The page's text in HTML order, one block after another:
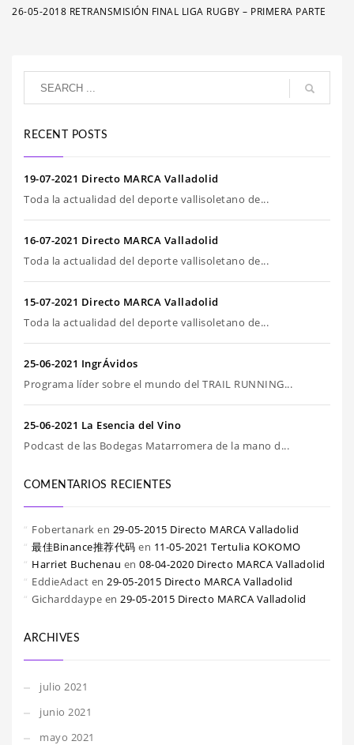
26-05-2018 RETRANSMISIÓN FINAL LIGA RUGBY – PRIMERA PARTE
RECENT POSTS
19-07-2021 Directo MARCA Valladolid
Toda la actualidad del deporte vallisoletano de...
16-07-2021 Directo MARCA Valladolid
Toda la actualidad del deporte vallisoletano de...
15-07-2021 Directo MARCA Valladolid
Toda la actualidad del deporte vallisoletano de...
25-06-2021 IngrÁvidos
Programa líder sobre el mundo del TRAIL RUNNING...
25-06-2021 La Esencia del Vino
Podcast de las Bodegas Matarromera de la mano d...
COMENTARIOS RECIENTES
Fobertanark en 29-05-2015 Directo MARCA Valladolid
最佳Binance推荐代码 en 11-05-2021 Tertulia KOKOMO
Harriet Buchenau en 08-04-2020 Directo MARCA Valladolid
EddieAdact en 29-05-2015 Directo MARCA Valladolid
Gicharddaype en 29-05-2015 Directo MARCA Valladolid
ARCHIVES
julio 2021
junio 2021
mayo 2021